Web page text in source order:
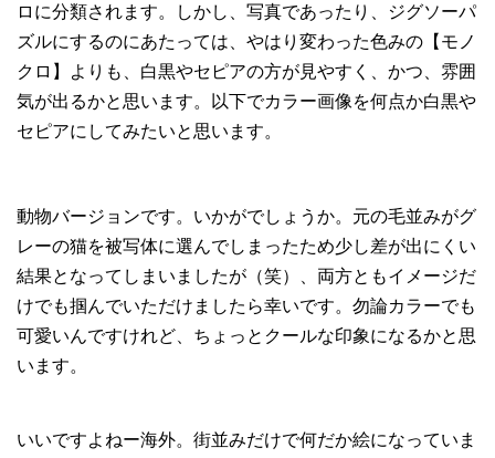
ロに分類されます。しかし、写真であったり、ジグソーパ
ズルにするのにあたっては、やはり変わった色みの【モノ
クロ】よりも、白黒やセピアの方が見やすく、かつ、雰囲
気が出るかと思います。以下でカラー画像を何点か白黒や
セピアにしてみたいと思います。
動物バージョンです。いかがでしょうか。元の毛並みがグ
レーの猫を被写体に選んでしまったため少し差が出にくい
結果となってしまいましたが（笑）、両方ともイメージだ
けでも掴んでいただけましたら幸いです。勿論カラーでも
可愛いんですけれど、ちょっとクールな印象になるかと思
います。
いいですよねー海外。街並みだけで何だか絵になっていま